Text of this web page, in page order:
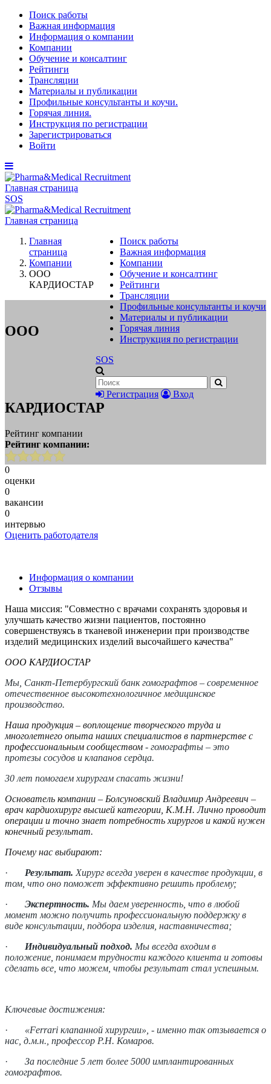
Поиск работы
Важная информация
Информация о компании
Компании
Обучение и консалтинг
Рейтинги
Трансляции
Материалы и публикации
Профильные консультанты и коучи.
Горячая линия.
Инструкция по регистрации
Зарегистрироваться
Войти
Главная страница
SOS
Главная страница
Поиск работы
Важная информация
Компании
Обучение и консалтинг
Рейтинги
Трансляции
Профильные консультанты и коучи
Материалы и публикации
Горячая линия
Инструкция по регистрации
SOS
Регистрация Вход
Главная
страница
Компании
ООО
КАРДИОСТАР
ООО
КАРДИОСТАР
Рейтинг компании
Рейтинг компании:
0
оценки
0
вакансии
0
интервью
Оценить работодателя
Информация о компании
Отзывы
Наша миссия: "Совместно с врачами сохранять здоровья и
улучшать качество жизни пациентов, постоянно
совершенствуясь в тканевой инженерии при производстве
изделий медицинских изделий высочайшего качества"
ООО КАРДИОСТАР
Мы, Санкт-Петербургский банк гомографтов – современное
отечественное высокотехнологичное медицинское
производство.
Наша продукция – воплощение творческого труда и
многолетнего опыта наших специалистов в партнерстве с
профессиональным сообществом - гомографты – это
протезы сосудов и клапанов сердца.
30 лет помогаем хирургам спасать жизни!
Основатель компании – Болсуновский Владимир Андреевич –
врач кардиохирург высшей категории, К.М.Н. Лично проводит
операции и точно знает потребность хирургов и какой нужен
конечный результат.
Почему нас выбирают:
· Результат. Хирург всегда уверен в качестве продукции, в
том, что оно поможет эффективно решить проблему;
· Экспертность. Мы даем уверенность, что в любой
момент можно получить профессиональную поддержку в
виде консультации, подбора изделия, наставничества;
· Индивидуальный подход. Мы всегда входим в
положение, понимаем трудности каждого клиента и готовы
сделать все, что можем, чтобы результат стал успешным.
Ключевые достижения:
· «Ferrari клапанной хирургии», - именно так отзывается о
нас, д.м.н., профессор Р.Н. Комаров.
· За последние 5 лет более 5000 имплантированных
гомографтов.